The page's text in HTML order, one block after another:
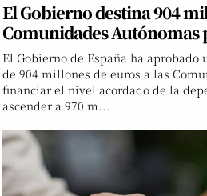
El Gobierno destina 904
Comunidades Autónomas
El Gobierno de España ha
de 904 millones de euros a las
financiar el nivel acordado de la
ascender a 970 m...
Anterior